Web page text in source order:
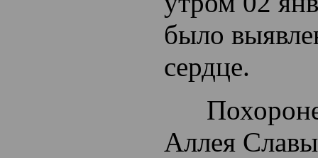
было
сердце.
Аллея